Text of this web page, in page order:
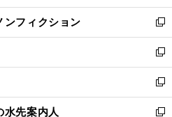
開
く
ウ
で
開
く
ン
ド
ウ
で
開
く
ウ
ィ
ン
ド
ウ
で
開
く
ンフィクション
新
し
い
ウ
ィ
ン
ド
新
し
い
ウ
ィ
新
し
い
先案内人